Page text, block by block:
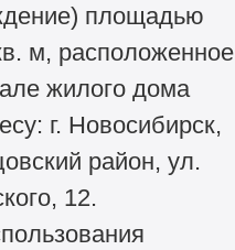
площадью
м, расположенное
жилого дома
г. Новосибирск,
район, ул.
12.